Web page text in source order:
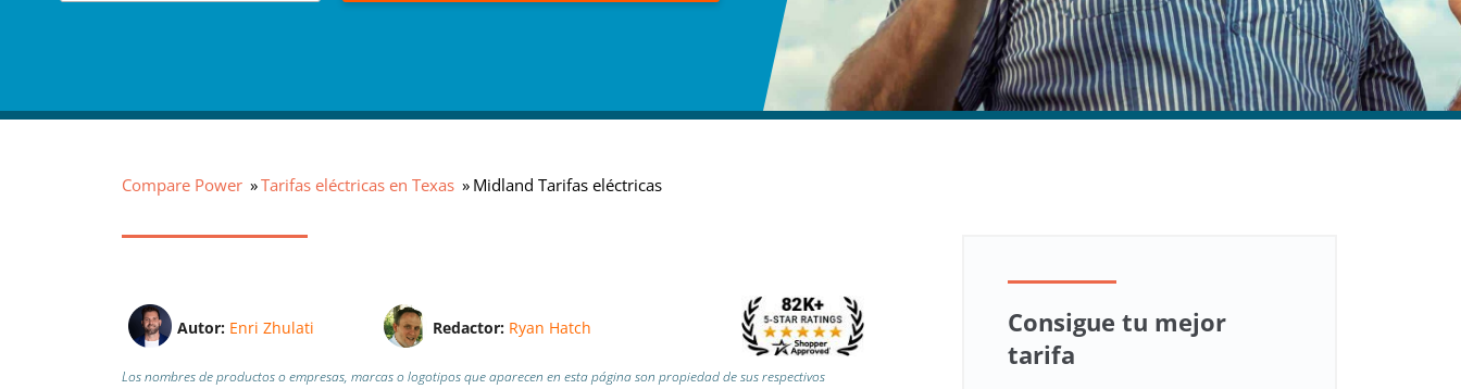
Compare Power Tarifas eléctricas en Texas Midland Tarifas eléctricas
Autor: Enri Zhulati Redactor: Ryan Hatch
Los nombres de productos o empresas, marcas o logotipos que aparecen en esta página son propiedad de sus respectivos
Consigue tu mejor
tarifa